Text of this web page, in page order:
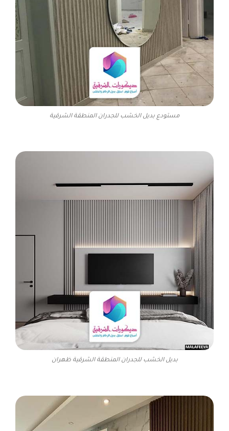
مستودع بديل الخشب للجدران المنطقة الشرقية
بديل الخشب للجدران المنطقة الشرقية ظهران